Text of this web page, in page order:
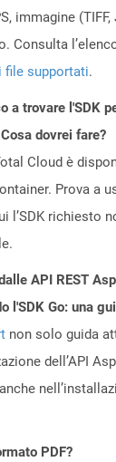
immagine (TIFF,
Consulta
file supportati.
a trovare l'SDK
dovrei fare?
Cloud è
Prova a
l’SDK richiesto
API REST
l'SDK Go: una
non solo guida
dell’API
PDF?